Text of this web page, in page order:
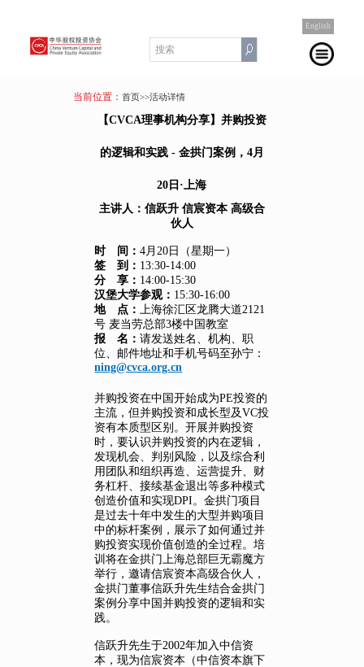
English
当前位置： 首页>>活动详情
【CVCA理事机构分享】并购投资
的逻辑和实践 - 金拱门案例，4月
20日·上海
主讲人：信跃升 信宸资本 高级合
伙人
时 间：4月20日（星期一）
签 到： 13:30-14:00
分 享： 14:00-15:30
汉堡大学参观： 15:30-16:00
地 点：
上海徐汇区龙腾大道2121
号 麦当劳总部3楼中国教室
报 名：请发送姓名、机构、职
位、邮件地址和手机号码至孙宁：
ning@cvca.org.cn
并购投资在中国开始成为PE投资的
主流，但并购投资和成长型及VC投
资有本质型区别。开展并购投资
时，要认识并购投资的内在逻辑，
发现机会、判别风险，以及综合利
用团队和组织再造、运营提升、财
务杠杆、接续基金退出等多种模式
创造价值和实现DPI。金拱门项目
是过去十年中发生的大型并购项目
中的标杆案例，展示了如何通过并
购投资实现价值创造的全过程。培
训将在金拱门上海总部巨无霸魔方
举行，邀请信宸资本高级合伙人，
金拱门董事信跃升先生结合金拱门
案例分享中国并购投资的逻辑和实
践。
信跃升先生于2002年加入中信资
本，现为信宸资本（中信资本旗下